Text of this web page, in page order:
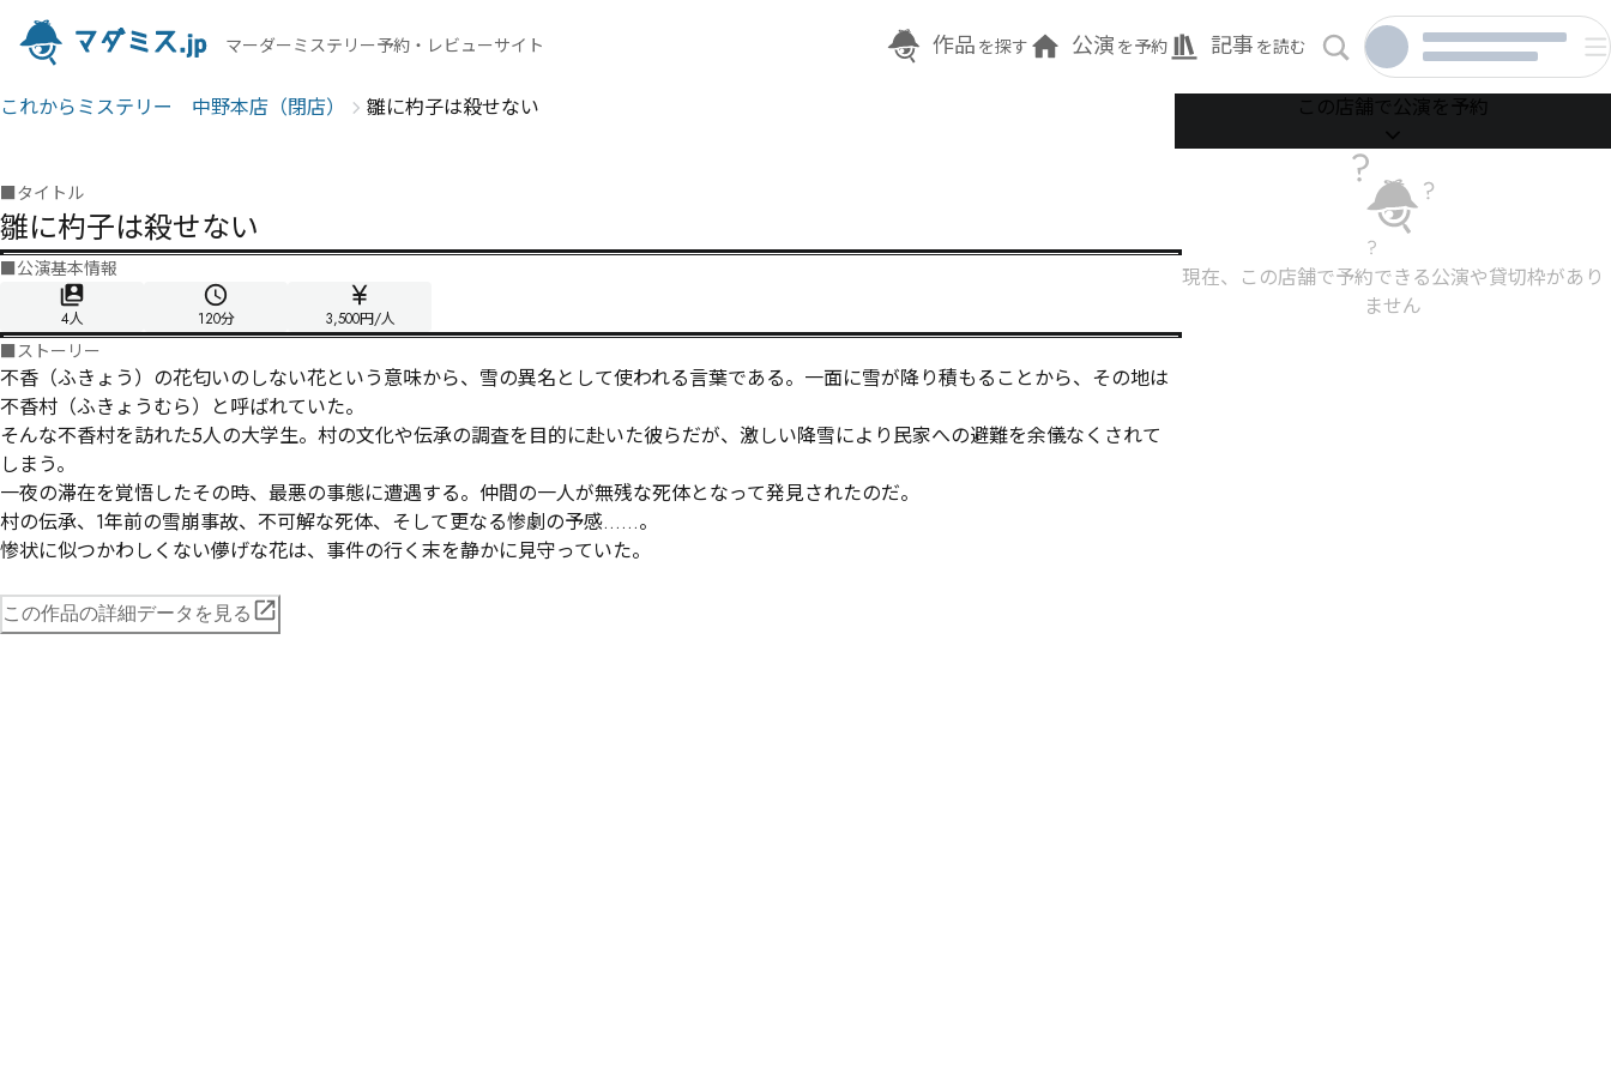
マーダーミステリー予約・レビューサイト 作品 を探す 公演 を予約 記事 を読む
これからミステリー 中野本店（閉店） 雛に杓子は殺せない
■タイトル
雛に杓子は殺せない
■公演基本情報
4人 120分 3,500円/人
■ストーリー
不香（ふきょう）の花――匂いのしない花という意味から、雪の異名として使われる言葉である。一面に雪が降り積もることから、その地は
不香村（ふきょうむら）と呼ばれていた。
そんな不香村を訪れた5人の大学生。村の文化や伝承の調査を目的に赴いた彼らだが、激しい降雪により民家への避難を余儀なくされて
しまう。
一夜の滞在を覚悟したその時、最悪の事態に遭遇する。仲間の一人が無残な死体となって発見されたのだ。
村の伝承、1年前の雪崩事故、不可解な死体、そして更なる惨劇の予感……。
惨状に似つかわしくない儚げな花は、事件の行く末を静かに見守っていた。
この作品の詳細データを見る
この店舗で公演を予約
現在、この店舗で予約できる公演や貸切枠があり
ません